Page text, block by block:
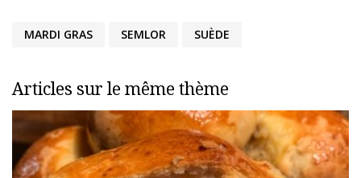
MARDI GRAS SEMLOR SUÈDE
Articles sur le même thème